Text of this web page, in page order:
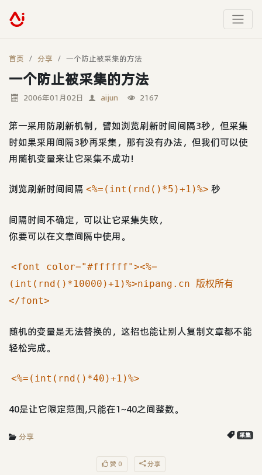
首页 分享 一个防止被采集的方法
一个防止被采集的方法
2006年01月02日 aijun 2167
第一采用防刷新机制，譬如浏览刷新时间间隔3秒，但采集
时如果采用间隔3秒再采集，那有没有办法，但我们可以使
用随机变量来让它采集不成功!
浏览刷新时间间隔 <%=(int(rnd()*5)+1)%> 秒
间隔时间不确定，可以让它采集失败，
你要可以在文章间隔中使用。
<font color="#ffffff"><%=
(int(rnd()*10000)+1)%>nipang.cn 版权所有
</font>
随机的变量是无法替换的，这招也能让别人复制文章都不能
轻松完成。
<%=(int(rnd()*40)+1)%>
40是让它限定范围,只能在1~40之间整数。
分享 采集
赞 0 分享